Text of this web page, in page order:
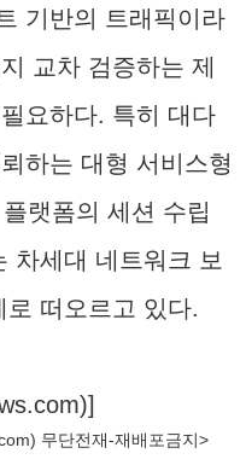
기반의 트래픽이라
교차 검증하는 제
요하다. 특히 대다
하는 대형 서비스형
랫폼의 세션 수립
차세대 네트워크 보
떠오르고 있다.
)]
) 무단전재-재배포금지>